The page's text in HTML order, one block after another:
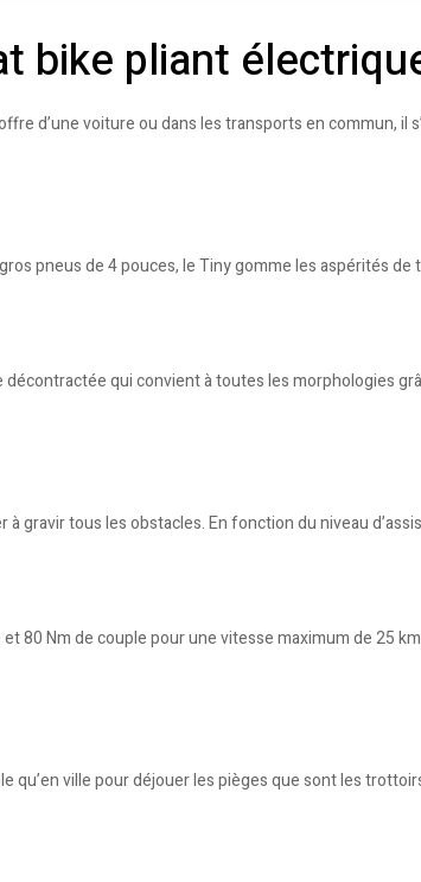
bike pliant
d’une voiture ou dans les transports en commun,
pneus de 4 pouces, le Tiny gomme les aspérités
qui convient à toutes les morphologies
tous les obstacles. En fonction du niveau
80 Nm de couple pour une vitesse maximum de 25
qu’en ville pour déjouer les pièges que sont les